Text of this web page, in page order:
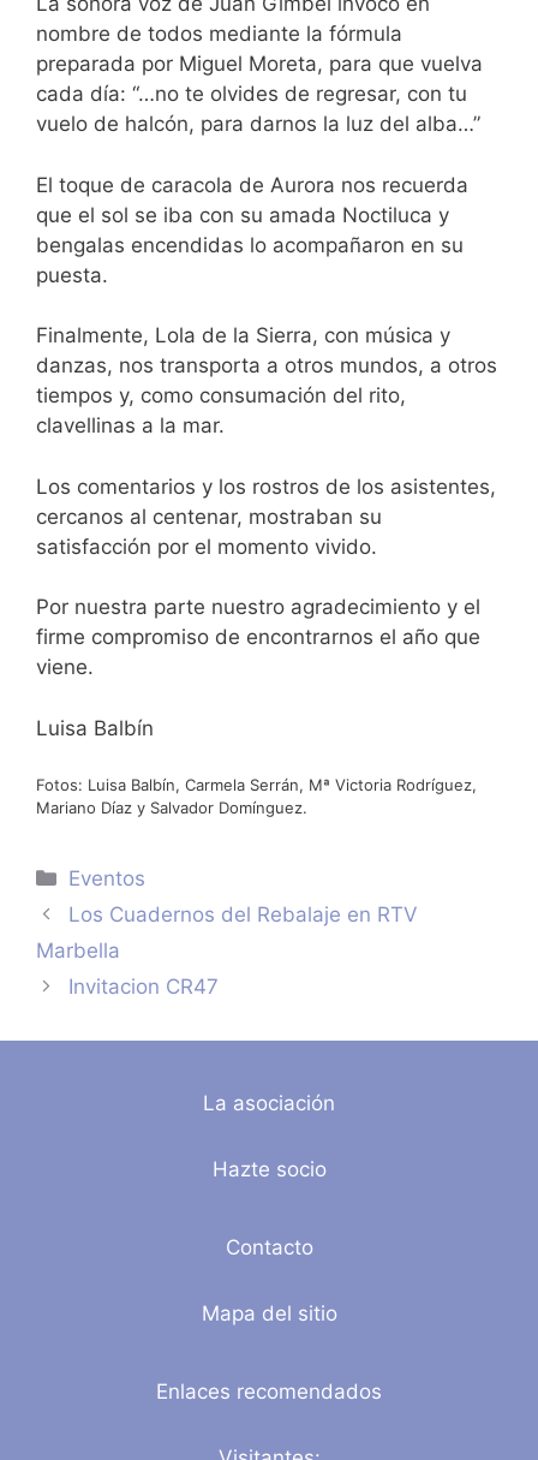
nombre de todos mediante la fórmula
preparada por Miguel Moreta, para que vuelva
cada día: “…no te olvides de regresar, con tu
vuelo de halcón, para darnos la luz del alba…”
El toque de caracola de Aurora nos recuerda
que el sol se iba con su amada Noctiluca y
bengalas encendidas lo acompañaron en su
puesta.
Finalmente, Lola de la Sierra, con música y
danzas, nos transporta a otros mundos, a otros
tiempos y, como consumación del rito,
clavellinas a la mar.
Los comentarios y los rostros de los asistentes,
cercanos al centenar, mostraban su
satisfacción por el momento vivido.
Por nuestra parte nuestro agradecimiento y el
firme compromiso de encontrarnos el año que
viene.
Luisa Balbín
Fotos: Luisa Balbín, Carmela Serrán, Mª Victoria Rodríguez,
Mariano Díaz y Salvador Domínguez.
Categorías
Eventos
Los Cuadernos del Rebalaje en RTV
Marbella
Invitacion CR47
La asociación
Hazte socio
Contacto
Mapa del sitio
Enlaces recomendados